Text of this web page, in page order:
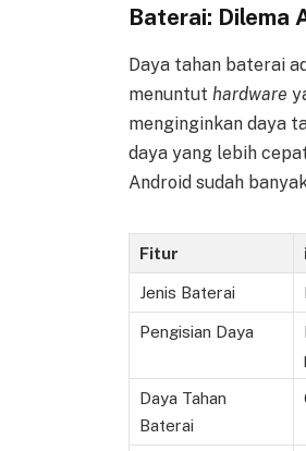
Baterai: Dilema
Daya tahan baterai
menuntut hardware
menginginkan daya
daya yang lebih
Android sudah
Fitur
Jenis Baterai
Pengisian Daya
Daya Tahan
Baterai